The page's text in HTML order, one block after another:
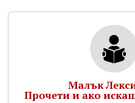
Малък
Прочети и ако